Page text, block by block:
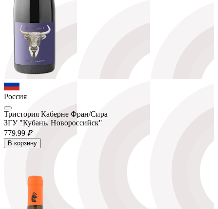
Россия
Тристория Каберне Фран/Сира
ЗГУ "Кубань. Новороссийск"
779.99 ₽
В корзину